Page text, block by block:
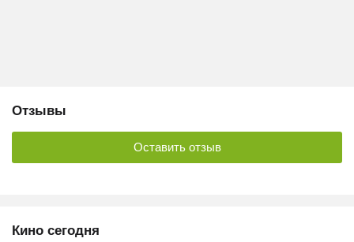
Отзывы
Оставить отзыв
Кино сегодня